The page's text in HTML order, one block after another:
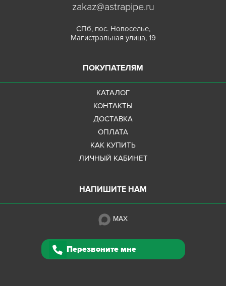
zakaz@astrapipe.ru
СПб, пос. Новоселье,
Магистральная улица, 19
ПОКУПАТЕЛЯМ
КАТАЛОГ
КОНТАКТЫ
ДОСТАВКА
ОПЛАТА
КАК КУПИТЬ
ЛИЧНЫЙ КАБИНЕТ
НАПИШИТЕ НАМ
MAX
Перезвоните мне